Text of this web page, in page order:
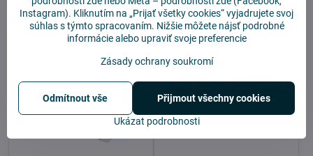
Instagram). Kliknutím na „Prijať všetky cookies“ vyjadrujete svoj
súhlas s týmto spracovaním. Nižšie môžete nájsť podrobné
informácie alebo upraviť svoje preferencie
Zásady ochrany soukromí
Ukázat podrobnosti
Přijmout všechny cookies
Odmítnout vše